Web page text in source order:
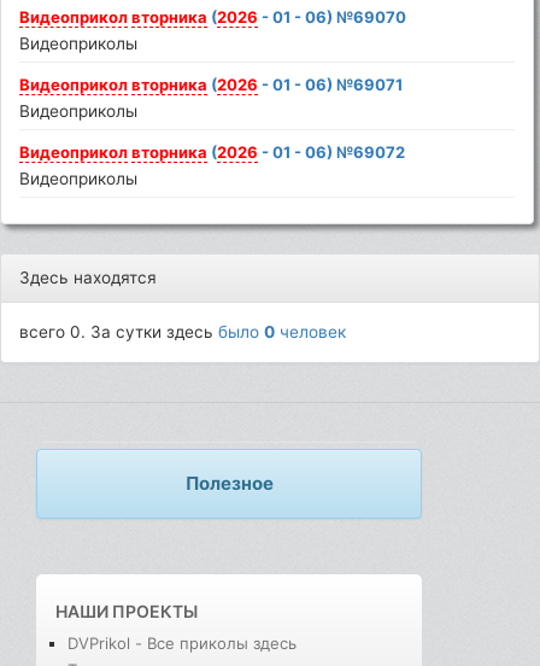
Видеоприкол вторника (2026 - 01 - 06) №69070
Видеоприколы
Видеоприкол вторника (2026 - 01 - 06) №69071
Видеоприколы
Видеоприкол вторника (2026 - 01 - 06) №69072
Видеоприколы
Здесь находятся
всего 0. За сутки здесьбыло0 человек
Полезное
НАШИ ПРОЕКТЫ
DVPrikol - Все приколы здесь